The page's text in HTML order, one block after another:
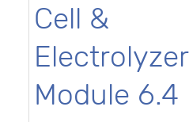
Cell &
Electrolyzer
Module 6.4